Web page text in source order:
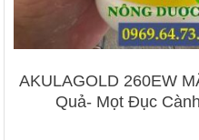
AKULAGOLD 260EW
Quả- Mọt Đục